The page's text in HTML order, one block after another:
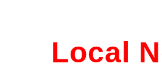
Local